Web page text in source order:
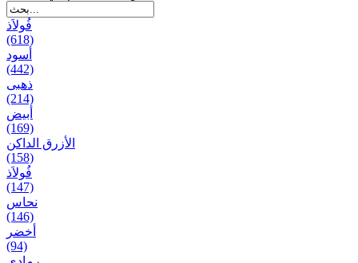
فُولاَذ
(618)
أسود
(442)
ذهبی
(214)
أبيض
(169)
الأزرق الداكن
(158)
فُولاَذ
(147)
نحاس
(146)
أخضر
(94)